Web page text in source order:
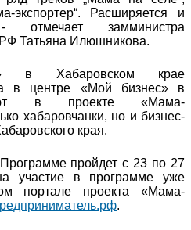
экспортер“. Расширяется и
отмечает замминистра
РФ Татьяна Илюшникова.
в Хабаровском крае
в центре «Мой бизнес» в
в проекте «Мама-
хабаровчанки, но и бизнес-
края.
пройдет с 23 по 27
участие в программе уже
портале проекта «Мама-
.